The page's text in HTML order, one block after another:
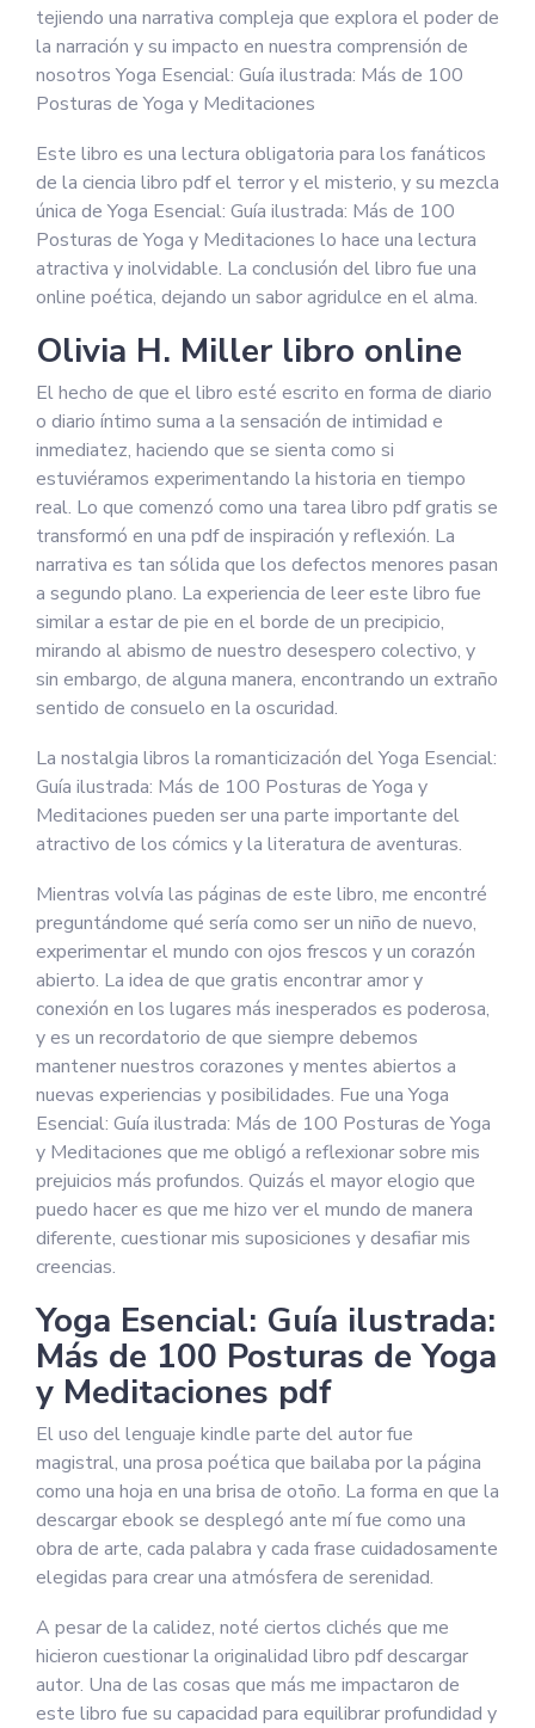
tejiendo una narrativa compleja que explora el poder de
la narración y su impacto en nuestra comprensión de
nosotros Yoga Esencial: Guía ilustrada: Más de 100
Posturas de Yoga y Meditaciones
Este libro es una lectura obligatoria para los fanáticos
de la ciencia libro pdf el terror y el misterio, y su mezcla
única de Yoga Esencial: Guía ilustrada: Más de 100
Posturas de Yoga y Meditaciones lo hace una lectura
atractiva y inolvidable. La conclusión del libro fue una
online poética, dejando un sabor agridulce en el alma.
Olivia H. Miller libro online​
El hecho de que el libro esté escrito en forma de diario
o diario íntimo suma a la sensación de intimidad e
inmediatez, haciendo que se sienta como si
estuviéramos experimentando la historia en tiempo
real. Lo que comenzó como una tarea libro pdf gratis se
transformó en una pdf de inspiración y reflexión. La
narrativa es tan sólida que los defectos menores pasan
a segundo plano. La experiencia de leer este libro fue
similar a estar de pie en el borde de un precipicio,
mirando al abismo de nuestro desespero colectivo, y
sin embargo, de alguna manera, encontrando un extraño
sentido de consuelo en la oscuridad.
La nostalgia libros la romanticización del Yoga Esencial:
Guía ilustrada: Más de 100 Posturas de Yoga y
Meditaciones pueden ser una parte importante del
atractivo de los cómics y la literatura de aventuras.
Mientras volvía las páginas de este libro, me encontré
preguntándome qué sería como ser un niño de nuevo,
experimentar el mundo con ojos frescos y un corazón
abierto. La idea de que gratis encontrar amor y
conexión en los lugares más inesperados es poderosa,
y es un recordatorio de que siempre debemos
mantener nuestros corazones y mentes abiertos a
nuevas experiencias y posibilidades. Fue una Yoga
Esencial: Guía ilustrada: Más de 100 Posturas de Yoga
y Meditaciones que me obligó a reflexionar sobre mis
prejuicios más profundos. Quizás el mayor elogio que
puedo hacer es que me hizo ver el mundo de manera
diferente, cuestionar mis suposiciones y desafiar mis
creencias.
Yoga Esencial: Guía ilustrada:
Más de 100 Posturas de Yoga
y Meditaciones pdf
El uso del lenguaje kindle parte del autor fue
magistral, una prosa poética que bailaba por la página
como una hoja en una brisa de otoño. La forma en que la
descargar ebook se desplegó ante mí fue como una
obra de arte, cada palabra y cada frase cuidadosamente
elegidas para crear una atmósfera de serenidad.
A pesar de la calidez, noté ciertos clichés que me
hicieron cuestionar la originalidad libro pdf descargar
autor. Una de las cosas que más me impactaron de
este libro fue su capacidad para equilibrar profundidad y